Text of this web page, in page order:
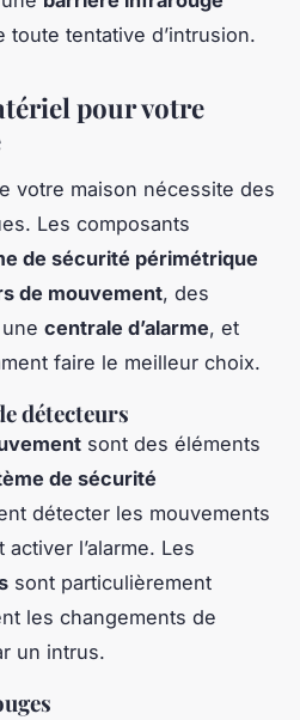
tentative d’intrusion.
pour votre
votre maison nécessite des
Les composants
de sécurité périmétrique
de mouvement, des
centrale d’alarme, et
faire le meilleur choix.
détecteurs
sont des éléments
de sécurité
détecter les mouvements
l’alarme. Les
sont particulièrement
les changements de
un intrus.